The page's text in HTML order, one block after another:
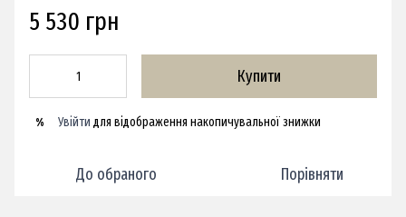
5 530 грн
Купити
% Увійти для відображення накопичувальної знижки
До обраного Порівняти